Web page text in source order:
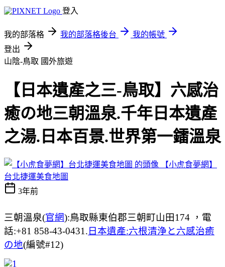
登入
我的部落格 我的部落格後台
我的帳號
登出
山陰-鳥取 國外旅遊
【日本遺產之三-鳥取】六感治
癒の地三朝溫泉.千年日本遺產
之湯.日本百景.世界第一鐳溫泉
【小虎食夢網】
台北捷運美食地圖
3年前
三朝溫泉(官網):鳥取縣東伯郡三朝町山田174 ，電
話:+81 858-43-0431. 日本遺產:六根清浄と六感治癒
の地(編號#12)